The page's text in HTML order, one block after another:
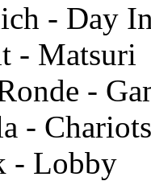
- Dаy
- Mаtsuri
-
-
- Lоbby